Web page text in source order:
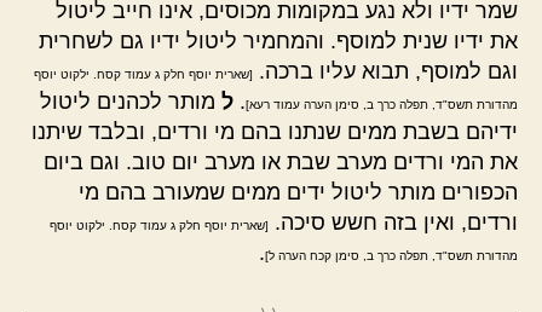
שמר ידיו ולא נגע במקומות מכוסים, אינו חייב ליטול
את ידיו שנית למוסף. והמחמיר ליטול ידיו גם לשחרית
וגם למוסף, תבוא עליו ברכה.
[שארית יוסף חלק ג עמוד קסח. ילקוט יוסף
מהדורת תשס"ד, תפלה כרך ב, סימן הערה עמוד רעא]. ל מותר לכהנים ליטול
ידיהם בשבת ממים שנתנו בהם מי ורדים, ובלבד שיתנו
את המי ורדים מערב שבת או מערב יום טוב. וגם ביום
הכפורים מותר ליטול ידים ממים שמעורב בהם מי
ורדים, ואין בזה חשש סיכה.
[שארית יוסף חלק ג עמוד קסח. ילקוט יוסף
מהדורת תשס"ד, תפלה כרך ב, סימן קכח הערה ל].